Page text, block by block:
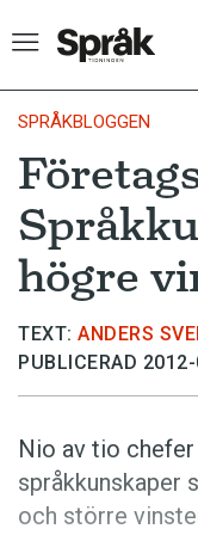
Hem
Artiklar
Krönikor
Språkfrågor
Skrivtips
Kviss
Podden
SPRÅKBLOGGEN
högre
TEXT: ANDERS
PUBLICERAD
Nio av tio
språkkunskaper
och större